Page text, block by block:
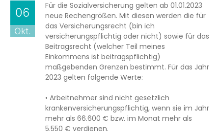
06
Okt.
Für die Sozialversicherung gelten ab 01.01.2023
neue Rechengrößen. Mit diesen werden die für
das Versicherungsrecht (bin ich
versicherungspflichtig oder nicht) sowie für das
Beitragsrecht (welcher Teil meines
Einkommens ist beitragspflichtig)
maßgebenden Grenzen bestimmt. Für das Jahr
2023 gelten folgende Werte:
• Arbeitnehmer sind nicht gesetzlich
krankenversicherungspflichtig, wenn sie im Jahr
mehr als 66.600 € bzw. im Monat mehr als
5.550 € verdienen.